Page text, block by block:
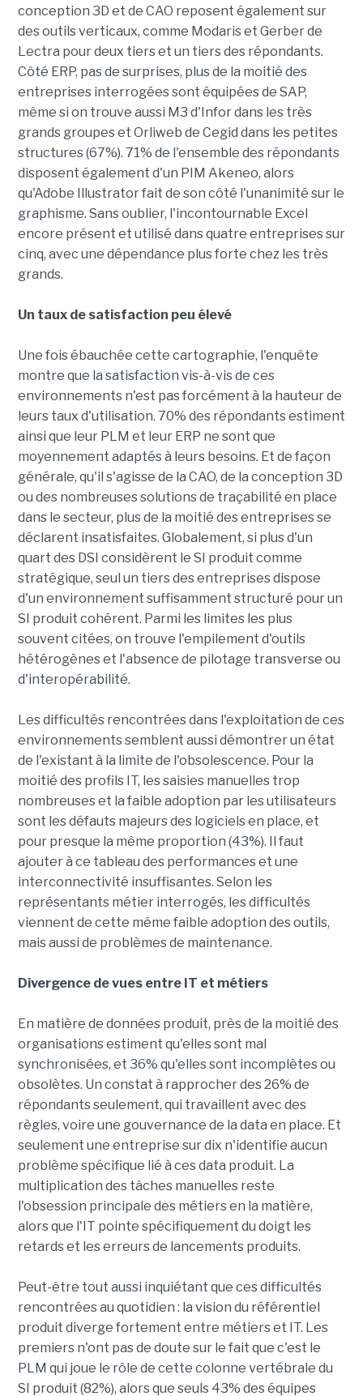
conception 3D et de CAO reposent également sur
des outils verticaux, comme Modaris et Gerber de
Lectra pour deux tiers et un tiers des répondants.
Côté ERP, pas de surprises, plus de la moitié des
entreprises interrogées sont équipées de SAP,
même si on trouve aussi M3 d'Infor dans les très
grands groupes et Orliweb de Cegid dans les petites
structures (67%). 71% de l'ensemble des répondants
disposent également d'un PIM Akeneo, alors
qu'Adobe Illustrator fait de son côté l'unanimité sur le
graphisme. Sans oublier, l'incontournable Excel
encore présent et utilisé dans quatre entreprises sur
cinq, avec une dépendance plus forte chez les très
grands.
Un taux de satisfaction peu élevé
Une fois ébauchée cette cartographie, l'enquête
montre que la satisfaction vis-à-vis de ces
environnements n'est pas forcément à la hauteur de
leurs taux d'utilisation. 70% des répondants estiment
ainsi que leur PLM et leur ERP ne sont que
moyennement adaptés à leurs besoins. Et de façon
générale, qu'il s'agisse de la CAO, de la conception 3D
ou des nombreuses solutions de traçabilité en place
dans le secteur, plus de la moitié des entreprises se
déclarent insatisfaites. Globalement, si plus d'un
quart des DSI considèrent le SI produit comme
stratégique, seul un tiers des entreprises dispose
d'un environnement suffisamment structuré pour un
SI produit cohérent. Parmi les limites les plus
souvent citées, on trouve l'empilement d'outils
hétérogènes et l'absence de pilotage transverse ou
d'interopérabilité.
Les difficultés rencontrées dans l'exploitation de ces
environnements semblent aussi démontrer un état
de l'existant à la limite de l'obsolescence. Pour la
moitié des profils IT, les saisies manuelles trop
nombreuses et la faible adoption par les utilisateurs
sont les défauts majeurs des logiciels en place, et
pour presque la même proportion (43%). Il faut
ajouter à ce tableau des performances et une
interconnectivité insuffisantes. Selon les
représentants métier interrogés, les difficultés
viennent de cette même faible adoption des outils,
mais aussi de problèmes de maintenance.
Divergence de vues entre IT et métiers
En matière de données produit, près de la moitié des
organisations estiment qu'elles sont mal
synchronisées, et 36% qu'elles sont incomplètes ou
obsolètes. Un constat à rapprocher des 26% de
répondants seulement, qui travaillent avec des
règles, voire une gouvernance de la data en place. Et
seulement une entreprise sur dix n'identifie aucun
problème spécifique lié à ces data produit. La
multiplication des tâches manuelles reste
l'obsession principale des métiers en la matière,
alors que l'IT pointe spécifiquement du doigt les
retards et les erreurs de lancements produits.
Peut-être tout aussi inquiétant que ces difficultés
rencontrées au quotidien : la vision du référentiel
produit diverge fortement entre métiers et IT. Les
premiers n'ont pas de doute sur le fait que c'est le
PLM qui joue le rôle de cette colonne vertébrale du
SI produit (82%), alors que seuls 43% des équipes